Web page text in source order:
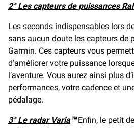
2° Les capteurs de puissances
Les seconds indispensables lors
sans aucun doute les capteurs de
Garmin. Ces capteurs vous
d’améliorer votre puissance
l’aventure. Vous aurez ainsi plus
performances, votre cadence et
pédalage.
3° Le radar Varia™Enfin, le petit